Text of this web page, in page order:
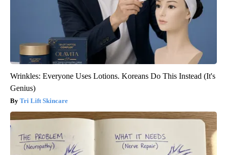
Wrinkles: Everyone Uses Lotions. Koreans Do This Instead (It's
Genius)
Tri Lift Skincare